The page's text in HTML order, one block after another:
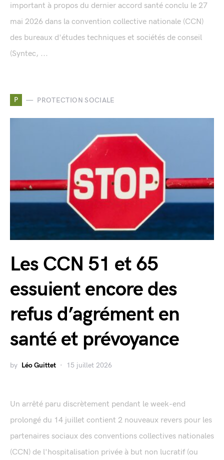
important à propos du dernier accord santé conclu le 27
mai 2026 dans la convention collective nationale (CCN)
des bureaux d'études techniques et sociétés de conseil
(Syntec, ...
P PROTECTION SOCIALE
Les CCN 51 et 65
essuient encore des
refus d’agrément en
santé et prévoyance
by Léo Guittet 15 juillet 2026
Un arrêté paru discrètement pendant le week-end
prolongé du 14 juillet contient 2 nouveaux revers pour les
partenaires sociaux des conventions collectives nationales
(CCN) de l'hospitalisation privée à but non lucratif (ou